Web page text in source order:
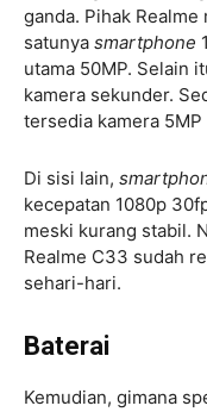
ganda. Pihak
satunya smartphone
utama 50MP. Selain
kamera sekunder.
tersedia kamera
Di sisi lain,
kecepatan 1080p
meski kurang stabil.
Realme C33 sudah
sehari-hari.
Baterai
Kemudian, gimana